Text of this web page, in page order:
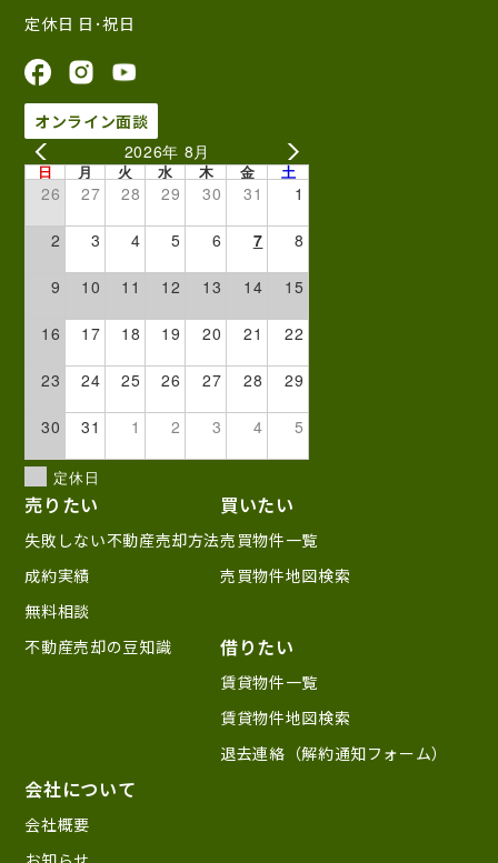
定休日 日･祝日
オンライン面談
2026年 8月
日 月 火 水 木 金 土
26 27 28 29 30 31 1
2 3 4 5 6 7 8
9 10 11 12 13 14 15
16 17 18 19 20 21 22
23 24 25 26 27 28 29
30 31 1 2 3 4 5
定休日
売りたい
失敗しない不動産売却方法
成約実績
無料相談
不動産売却の豆知識
買いたい
売買物件一覧
売買物件地図検索
借りたい
賃貸物件一覧
賃貸物件地図検索
退去連絡（解約通知フォーム）
会社について
会社概要